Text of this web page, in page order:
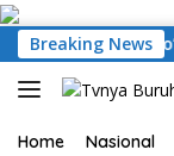
Langsung
ke
konten
Breaking News
dan Do’akan
Home Nasional